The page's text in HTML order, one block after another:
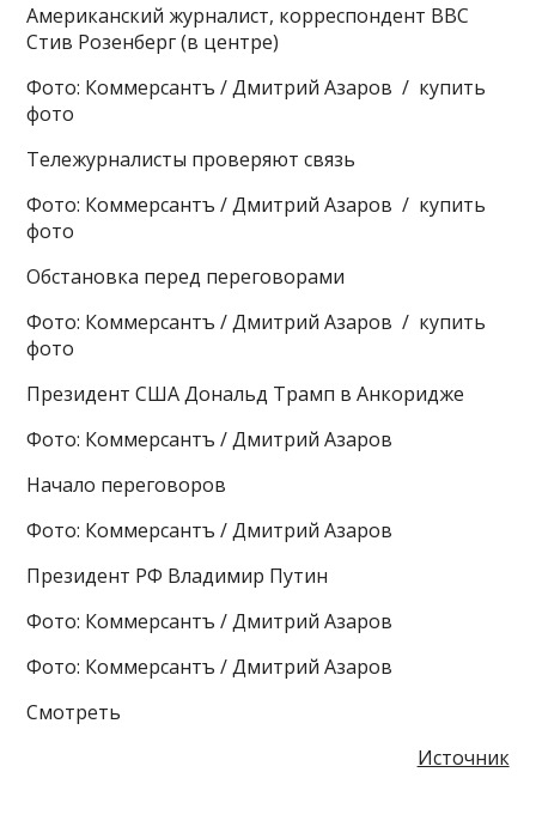
Американский журналист, корреспондент BBC
Стив Розенберг (в центре)
Фото: Коммерсантъ / Дмитрий Азаров / купить
фото
Тележурналисты проверяют связь
Фото: Коммерсантъ / Дмитрий Азаров / купить
фото
Обстановка перед переговорами
Фото: Коммерсантъ / Дмитрий Азаров / купить
фото
Президент США Дональд Трамп в Анкоридже
Фото: Коммерсантъ / Дмитрий Азаров
Начало переговоров
Фото: Коммерсантъ / Дмитрий Азаров
Президент РФ Владимир Путин
Фото: Коммерсантъ / Дмитрий Азаров
Фото: Коммерсантъ / Дмитрий Азаров
Смотреть
Источник